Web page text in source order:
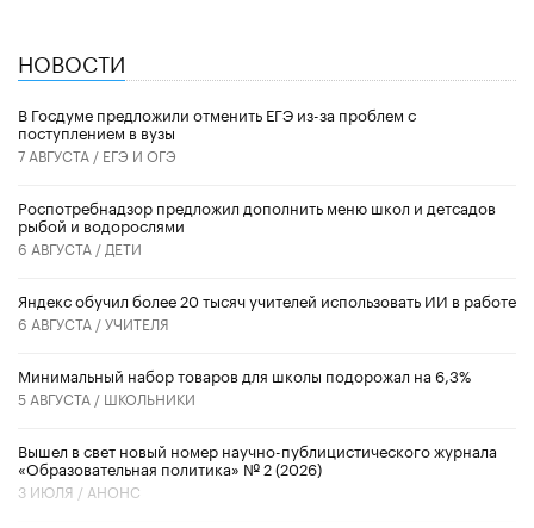
НОВОСТИ
В Госдуме предложили отменить ЕГЭ из-за проблем с
поступлением в вузы
7 АВГУСТА / ЕГЭ И ОГЭ
Роспотребнадзор предложил дополнить меню школ и детсадов
рыбой и водорослями
6 АВГУСТА / ДЕТИ
​Яндекс обучил более 20 тысяч учителей использовать ИИ в работе
6 АВГУСТА /УЧИТЕЛЯ
Минимальный набор товаров для школы подорожал на 6,3%
5 АВГУСТА / ШКОЛЬНИКИ
Вышел в свет новый номер научно-публицистического журнала
«Образовательная политика» № 2 (2026)
3 ИЮЛЯ / АНОНС